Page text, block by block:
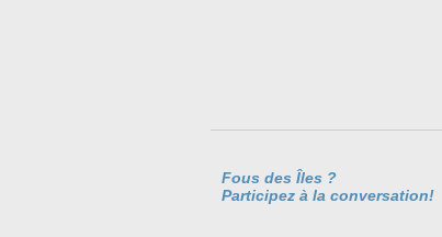
Fous des Îles ?
Participez à la conversation!